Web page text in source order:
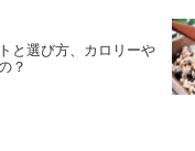
と選び方、カロリーや
？